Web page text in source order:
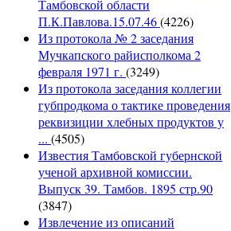
Тамбовской области
П.К.Павлова.15.07.46(4226)
Из протокола № 2 заседания
Мучкапского райисполкома 2
февраля 1971 г. (3249)
Из протокола заседания коллегии
губпродкома о тактике проведения
реквизиции хлебных продуктов у
... (4505)
Известия Тамбовской губернской
ученой архивной комиссии.
Выпуск 39. Тамбов. 1895 стр.90
(3847)
Извлечение из описаний